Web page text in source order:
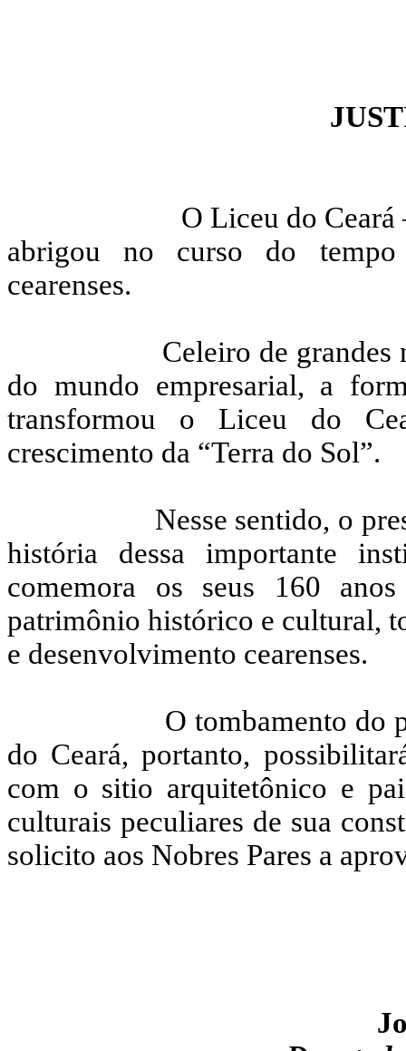
O Liceu do Ceará
abrigou no curso do tempo
cearenses.
Celeiro de grandes
do mundo empresarial, a
transformou o Liceu do
crescimento da “Terra do Sol”.
Nesse sentido, o
história dessa importante
comemora os seus 160
patrimônio histórico e cultural,
e desenvolvimento cearenses.
O tombamento do
do Ceará, portanto,
com o sitio arquitetônico e
culturais peculiares de sua
solicito aos Nobres Pares a